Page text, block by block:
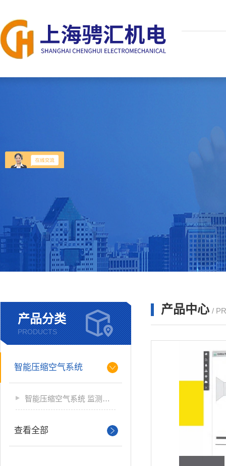
产品分类
PRODUCTS
智能压缩空气系统
智能压缩空气系统 监测软件
查看全部
产品中心 /